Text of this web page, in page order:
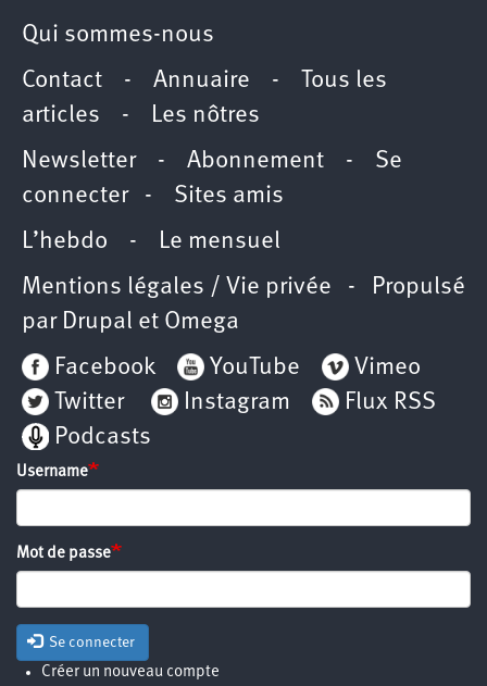
Qui sommes-nous
Contact - Annuaire -
Tous les
articles - Les nôtres
Newsletter- Abonnement - Se
connecter- Sites amis
L’hebdo - Le mensuel
Mentions légales / Vie privée - Propulsé
par Drupal et Omega
Facebook
YouTube
Vimeo
Twitter
Instagram
Flux RSS
Podcasts
Username
Mot de passe
Se connecter
Créer un nouveau compte